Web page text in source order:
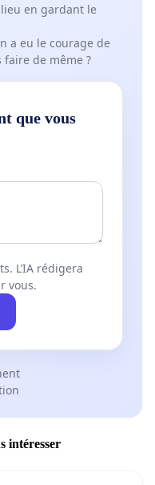
en gardant le
a eu le courage de
faire de même ?
que vous
L’IA rédigera
vous.
intéresser